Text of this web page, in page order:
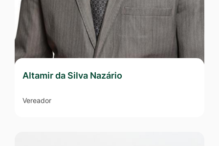
Altamir da Silva Nazário
Vereador